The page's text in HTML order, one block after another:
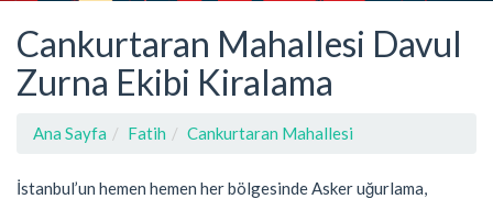
Cankurtaran Mahallesi Davul
Zurna Ekibi Kiralama
Ana Sayfa Fatih Cankurtaran Mahallesi
İstanbul’un hemen hemen her bölgesinde Asker uğurlama,